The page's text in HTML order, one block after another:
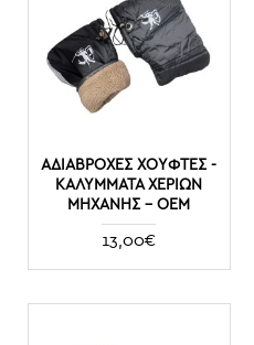
ΑΔΙΆΒΡΟΧΕΣ ΧΟΎΦΤΕΣ -
ΚΑΛΎΜΜΑΤΑ ΧΕΡΙΏΝ
ΜΗΧΑΝΉΣ - ΟΕΜ
13,00€